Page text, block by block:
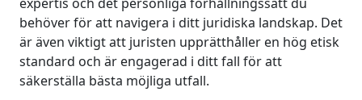
behöver för att navigera i ditt juridiska landskap. Det
är även viktigt att juristen upprätthåller en hög etisk
standard och är engagerad i ditt fall för att
säkerställa bästa möjliga utfall.